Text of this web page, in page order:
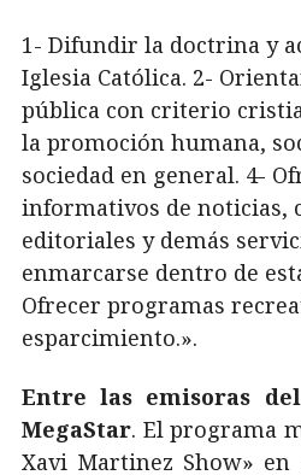
1- Difundir la doctrina y
Iglesia Católica. 2-
pública con criterio
la promoción humana,
sociedad en general. 4-
informativos de noticias,
editoriales y demás
enmarcarse dentro de
Ofrecer programas
esparcimiento.».
Entre las emisoras
MegaStar. El programa
Xavi Martinez Show»